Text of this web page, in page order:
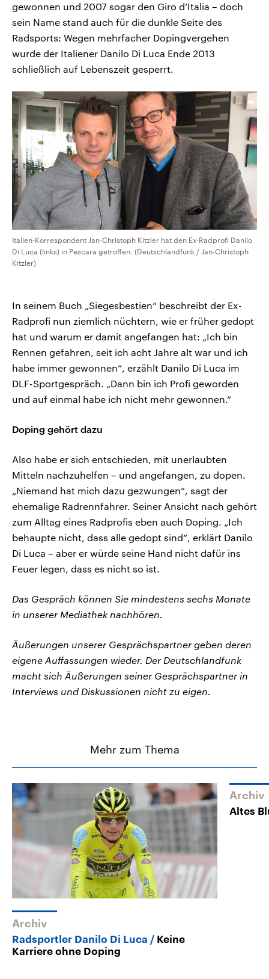
gewonnen und 2007 sogar den Giro d’Italia – doch
sein Name stand auch für die dunkle Seite des
Radsports: Wegen mehrfacher Dopingvergehen
wurde der Italiener Danilo Di Luca Ende 2013
schließlich auf Lebenszeit gesperrt.
Italien-Korrespondent Jan-Christoph Kitzler hat den Ex-Radprofi Danilo
Di Luca (links) in Pescara getroffen. (Deutschlandfunk / Jan-Christoph
Kitzler)
In seinem Buch „Siegesbestien“ beschreibt der Ex-
Radprofi nun ziemlich nüchtern, wie er früher gedopt
hat und warum er damit angefangen hat: „Ich bin
Rennen gefahren, seit ich acht Jahre alt war und ich
habe immer gewonnen“, erzählt Danilo Di Luca im
DLF-Sportgespräch. „Dann bin ich Profi geworden
und auf einmal habe ich nicht mehr gewonnen.“
Doping gehört dazu
Also habe er sich entschieden, mit unerlaubten
Mitteln nachzuhelfen – und angefangen, zu dopen.
„Niemand hat mich dazu gezwungen“, sagt der
ehemalige Radrennfahrer. Seiner Ansicht nach gehört
zum Alltag eines Radprofis eben auch Doping. „Ich
behaupte nicht, dass alle gedopt sind“, erklärt Danilo
Di Luca – aber er würde seine Hand nicht dafür ins
Feuer legen, dass es nicht so ist.
Das Gespräch können Sie mindestens sechs Monate
in unserer Mediathek nachhören.
Äußerungen unserer Gesprächspartner geben deren
eigene Auffassungen wieder. Der Deutschlandfunk
macht sich Äußerungen seiner Gesprächspartner in
Interviews und Diskussionen nicht zu eigen.
Mehr zum Thema
Archiv
Radsportler Danilo Di Luca
Keine
Karriere ohne Doping
Archiv
Altes